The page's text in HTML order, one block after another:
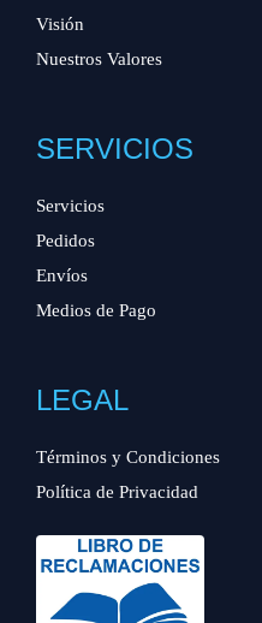
Visión
Nuestros Valores
SERVICIOS
Servicios
Pedidos
Envíos
Medios de Pago
LEGAL
Términos y Condiciones
Política de Privacidad